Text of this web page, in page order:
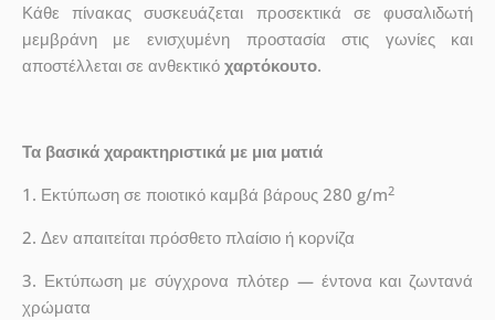
Κάθε πίνακας συσκευάζεται προσεκτικά σε φυσαλιδωτή
μεμβράνη με ενισχυμένη προστασία στις γωνίες και
αποστέλλεται σε ανθεκτικό χαρτόκουτο.
Τα βασικά χαρακτηριστικά με μια ματιά
1. Εκτύπωση σε ποιοτικό καμβά βάρους 280 g/m2
2. Δεν απαιτείται πρόσθετο πλαίσιο ή κορνίζα
3. Εκτύπωση με σύγχρονα πλότερ — έντονα και ζωντανά
χρώματα